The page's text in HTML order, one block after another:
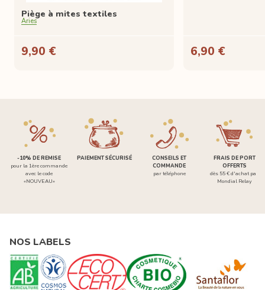
Piège à mites textiles
Aries
9,90 € 6,90 €
-10% DE REMISE
pour la 1ère commande
avec le code
«NOUVEAU»
PAIEMENT SÉCURISÉ
CONSEILS ET
COMMANDE
par téléphone
FRAIS DE PORT
OFFERTS
dès 55 € d'achat par
Mondial Relay
NOS LABELS